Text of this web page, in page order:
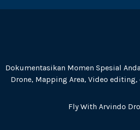
Dokumentasikan Momen Spesial
Drone, Mapping Area, Video
Fly With Arvindo